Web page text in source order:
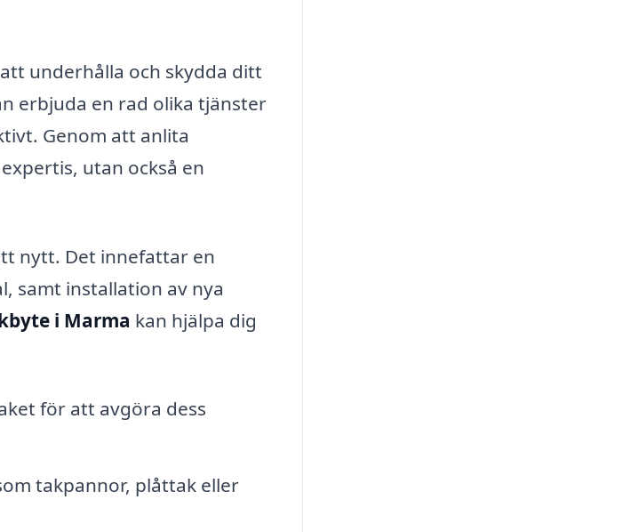
underhålla och skydda ditt
erbjuda en rad olika tjänster
Genom att anlita
utan också en
nytt. Det innefattar en
samt installation av nya
i Marma kan hjälpa dig
för att avgöra dess
takpannor, plåttak eller